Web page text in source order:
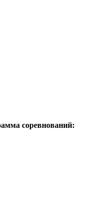
соревнований: